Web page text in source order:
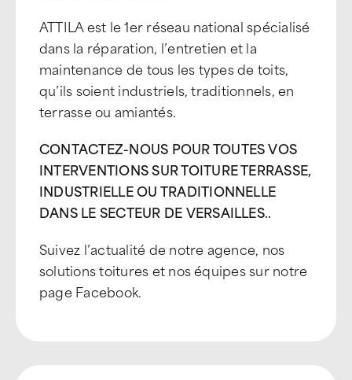
ATTILA est le 1er réseau national spécialisé
dans la réparation, l’entretien et la
maintenance de tous les types de toits,
qu’ils soient industriels, traditionnels, en
terrasse ou amiantés.
CONTACTEZ-NOUS POUR TOUTES VOS
INTERVENTIONS SUR TOITURE TERRASSE,
INDUSTRIELLE OU TRADITIONNELLE
DANS LE SECTEUR DE VERSAILLES..
Suivez l’actualité de notre agence, nos
solutions toitures et nos équipes sur notre
page Facebook.